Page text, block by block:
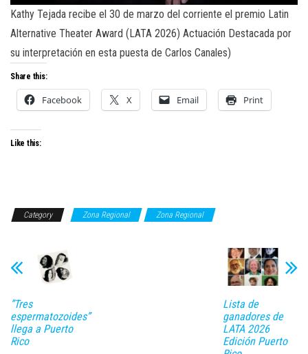
Kathy Tejada recibe el 30 de marzo del corriente el premio Latin
Alternative Theater Award (LATA 2026) Actuación Destacada por
su interpretación en esta puesta de Carlos Canales)
Share this:
Facebook X Email Print
Like this:
Category Zona Regional Zona Regional
”Tres
espermatozoides”
llega a Puerto
Rico
Lista de
ganadores de
LATA 2026
Edición Puerto